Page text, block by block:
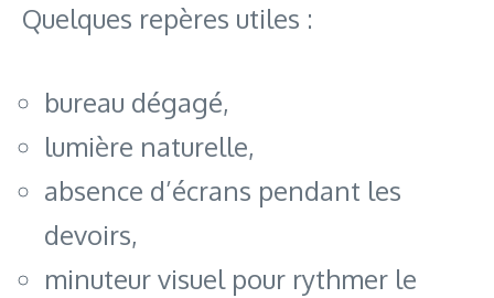
Quelques repères utiles :
bureau dégagé,
lumière naturelle,
absence d’écrans pendant les
devoirs,
minuteur visuel pour rythmer le